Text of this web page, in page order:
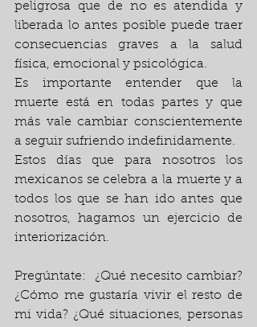
peligrosa que de no es atendida y
liberada lo antes posible puede traer
consecuencias graves a la salud
física, emocional y psicológica.
Es importante entender que la
muerte está en todas partes y que
más vale cambiar conscientemente
a seguir sufriendo indefinidamente.
Estos días que para nosotros los
mexicanos se celebra a la muerte y a
todos los que se han ido antes que
nosotros, hagamos un ejercicio de
interiorización.
Pregúntate:  ¿Qué necesito cambiar?
¿Cómo me gustaría vivir el resto de
mi vida? ¿Qué situaciones, personas